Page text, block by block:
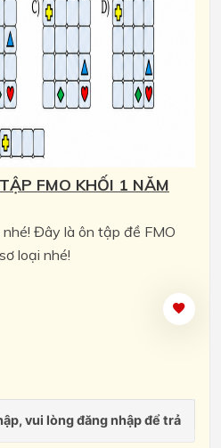
FMO KHỐI 1 NĂM
Đây là ôn tập đề FMO
loại nhé!